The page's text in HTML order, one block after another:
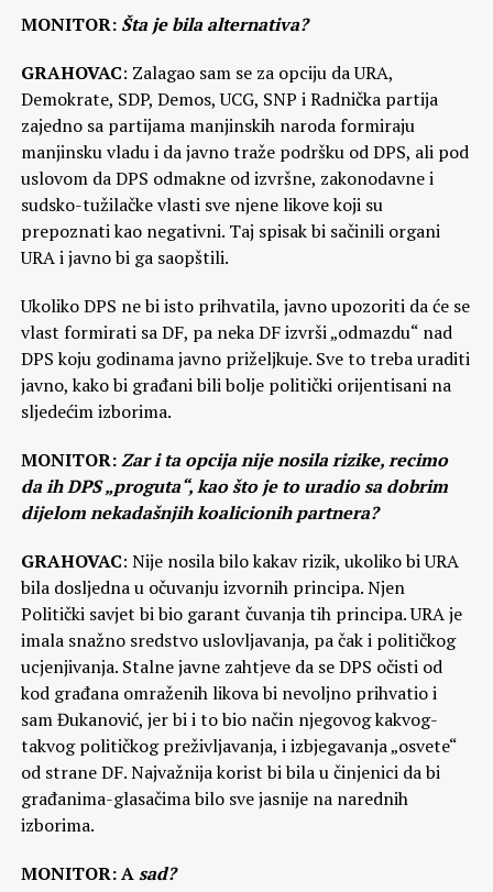
MONITOR: Šta je bila alternativa?
GRAHOVAC: Zalagao sam se za opciju da URA,
Demokrate, SDP, Demos, UCG, SNP i Radnička partija
zajedno sa partijama manjinskih naroda formiraju
manjinsku vladu i da javno traže podršku od DPS, ali pod
uslovom da DPS odmakne od izvršne, zakonodavne i
sudsko-tužilačke vlasti sve njene likove koji su
prepoznati kao negativni. Taj spisak bi sačinili organi
URA i javno bi ga saopštili.
Ukoliko DPS ne bi isto prihvatila, javno upozoriti da će se
vlast formirati sa DF, pa neka DF izvrši „odmazdu“ nad
DPS koju godinama javno priželjkuje. Sve to treba uraditi
javno, kako bi građani bili bolje politički orijentisani na
sljedećim izborima.
MONITOR:Zar i ta opcija nije nosila rizike, recimo
da ih DPS „proguta“, kao što je to uradio sa dobrim
dijelom nekadašnjih koalicionih partnera?
GRAHOVAC: Nije nosila bilo kakav rizik, ukoliko bi URA
bila dosljedna u očuvanju izvornih principa. Njen
Politički savjet bi bio garant čuvanja tih principa. URA je
imala snažno sredstvo uslovljavanja, pa čak i političkog
ucjenjivanja. Stalne javne zahtjeve da se DPS očisti od
kod građana omraženih likova bi nevoljno prihvatio i
sam Đukanović, jer bi i to bio način njegovog kakvog-
takvog političkog preživljavanja, i izbjegavanja „osvete“
od strane DF. Najvažnija korist bi bila u činjenici da bi
građanima-glasačima bilo sve jasnije na narednih
izborima.
MONITOR: Asad?